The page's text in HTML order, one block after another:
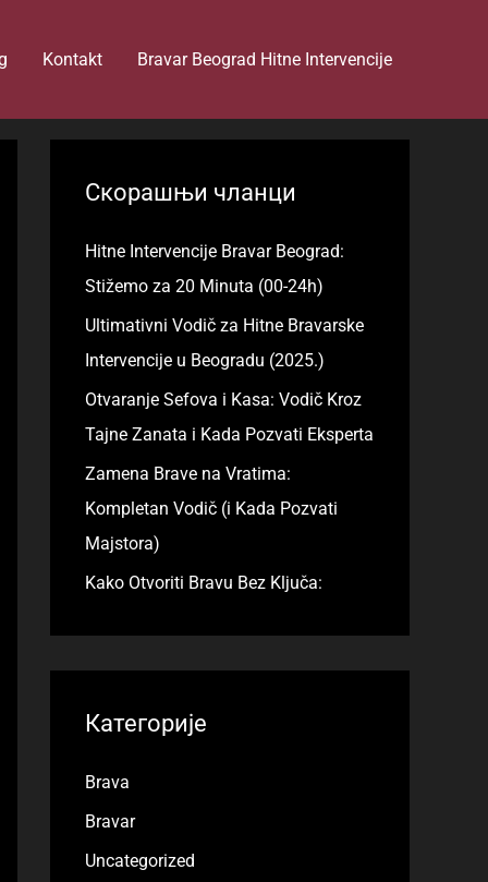
Kontakt Bravar Beograd Hitne Intervencije
Скорашњи чланци
Hitne Intervencije Bravar Beograd:
Stižemo za 20 Minuta (00-24h)
Ultimativni Vodič za Hitne Bravarske
Intervencije u Beogradu (2025.)
Otvaranje Sefova i Kasa: Vodič Kroz
Tajne Zanata i Kada Pozvati Eksperta
Zamena Brave na Vratima:
Kompletan Vodič (i Kada Pozvati
Majstora)
Kako Otvoriti Bravu Bez Ključa:
Категорије
Brava
Bravar
Uncategorized